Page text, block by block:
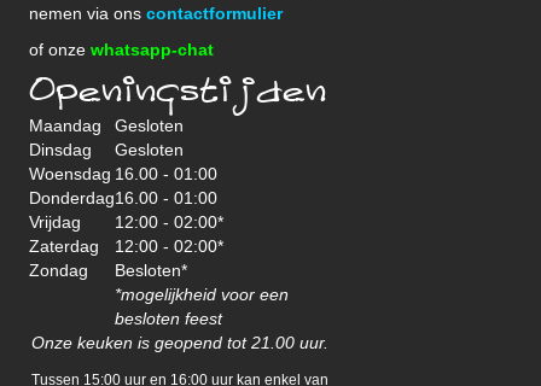
nemen via ons contactformulier
of onze whatsapp-chat
Openingstijden
Maandag
Gesloten
Dinsdag
Gesloten
Woensdag 16.00 - 01:00
Donderdag16.00 - 01:00
Vrijdag
12:00 - 02:00*
Zaterdag
12:00 - 02:00*
Zondag
Besloten*
*mogelijkheid voor een
besloten feest
Onze keuken is geopend tot 21.00 uur.
Tussen 15:00 uur en 16:00 uur kan enkel van